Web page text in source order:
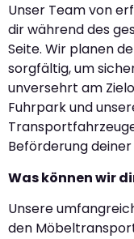
Unser Team von
dir während des
Seite. Wir planen
sorgfältig, um
unversehrt am
Fuhrpark und
Beförderung deiner
Was können wir
Unsere
den